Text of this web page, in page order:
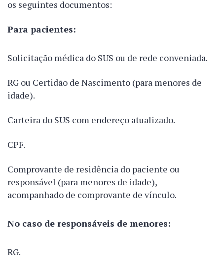
os seguintes documentos:
Para pacientes:
Solicitação médica do SUS ou de rede conveniada.
RG ou Certidão de Nascimento (para menores de
idade).
Carteira do SUS com endereço atualizado.
CPF.
Comprovante de residência do paciente ou
responsável (para menores de idade),
acompanhado de comprovante de vínculo.
No caso de responsáveis de menores:
RG.